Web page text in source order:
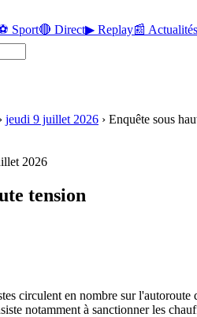
Sport🔴 Direct▶ Replay📰 Actualités
› jeudi 9 juillet 2026 › Enquête sous
2026
tension
circulent en nombre sur
notamment à sanctionner les